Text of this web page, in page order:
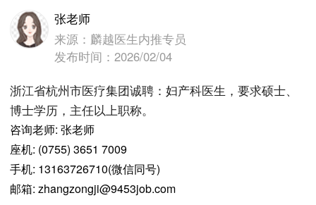
张老师
来源：麟越医生内推专员
发布时间：2026/02/04
浙江省杭州市医疗集团诚聘：妇产科医生，要求硕士、
博士学历，主任以上职称。
咨询老师: 张老师
座机: (0755) 3651 7009
手机: 13163726710(微信同号)
邮箱: zhangzongji@9453job.com